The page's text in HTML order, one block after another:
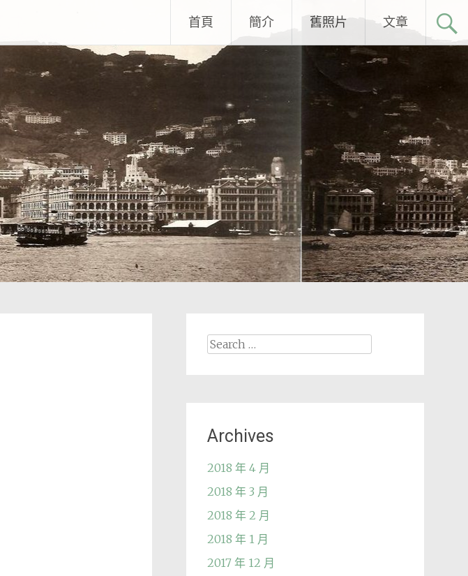
首頁 簡介 舊照片 文章
Search
Archives
2018 年 4 月
2018 年 3 月
2018 年 2 月
2018 年 1 月
2017 年 12 月